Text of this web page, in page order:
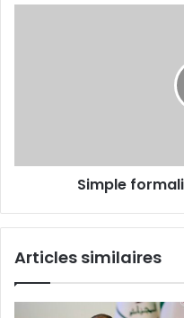
Simple
Articles similaires